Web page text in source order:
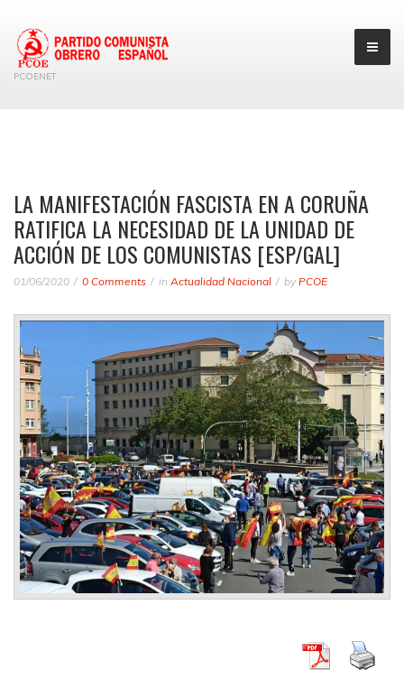
PCOENET
LA MANIFESTACIÓN FASCISTA EN A CORUÑA
RATIFICA LA NECESIDAD DE LA UNIDAD DE
ACCIÓN DE LOS COMUNISTAS [ESP/GAL]
01/06/2020 0 Comments in Actualidad Nacional by PCOE